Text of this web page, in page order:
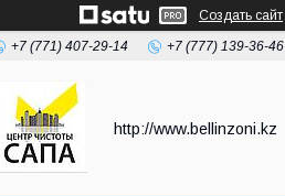
Создать сайт
+7 (771) 407-29-14 +7 (777) 139-36-46
http://www.bellinzoni.kz